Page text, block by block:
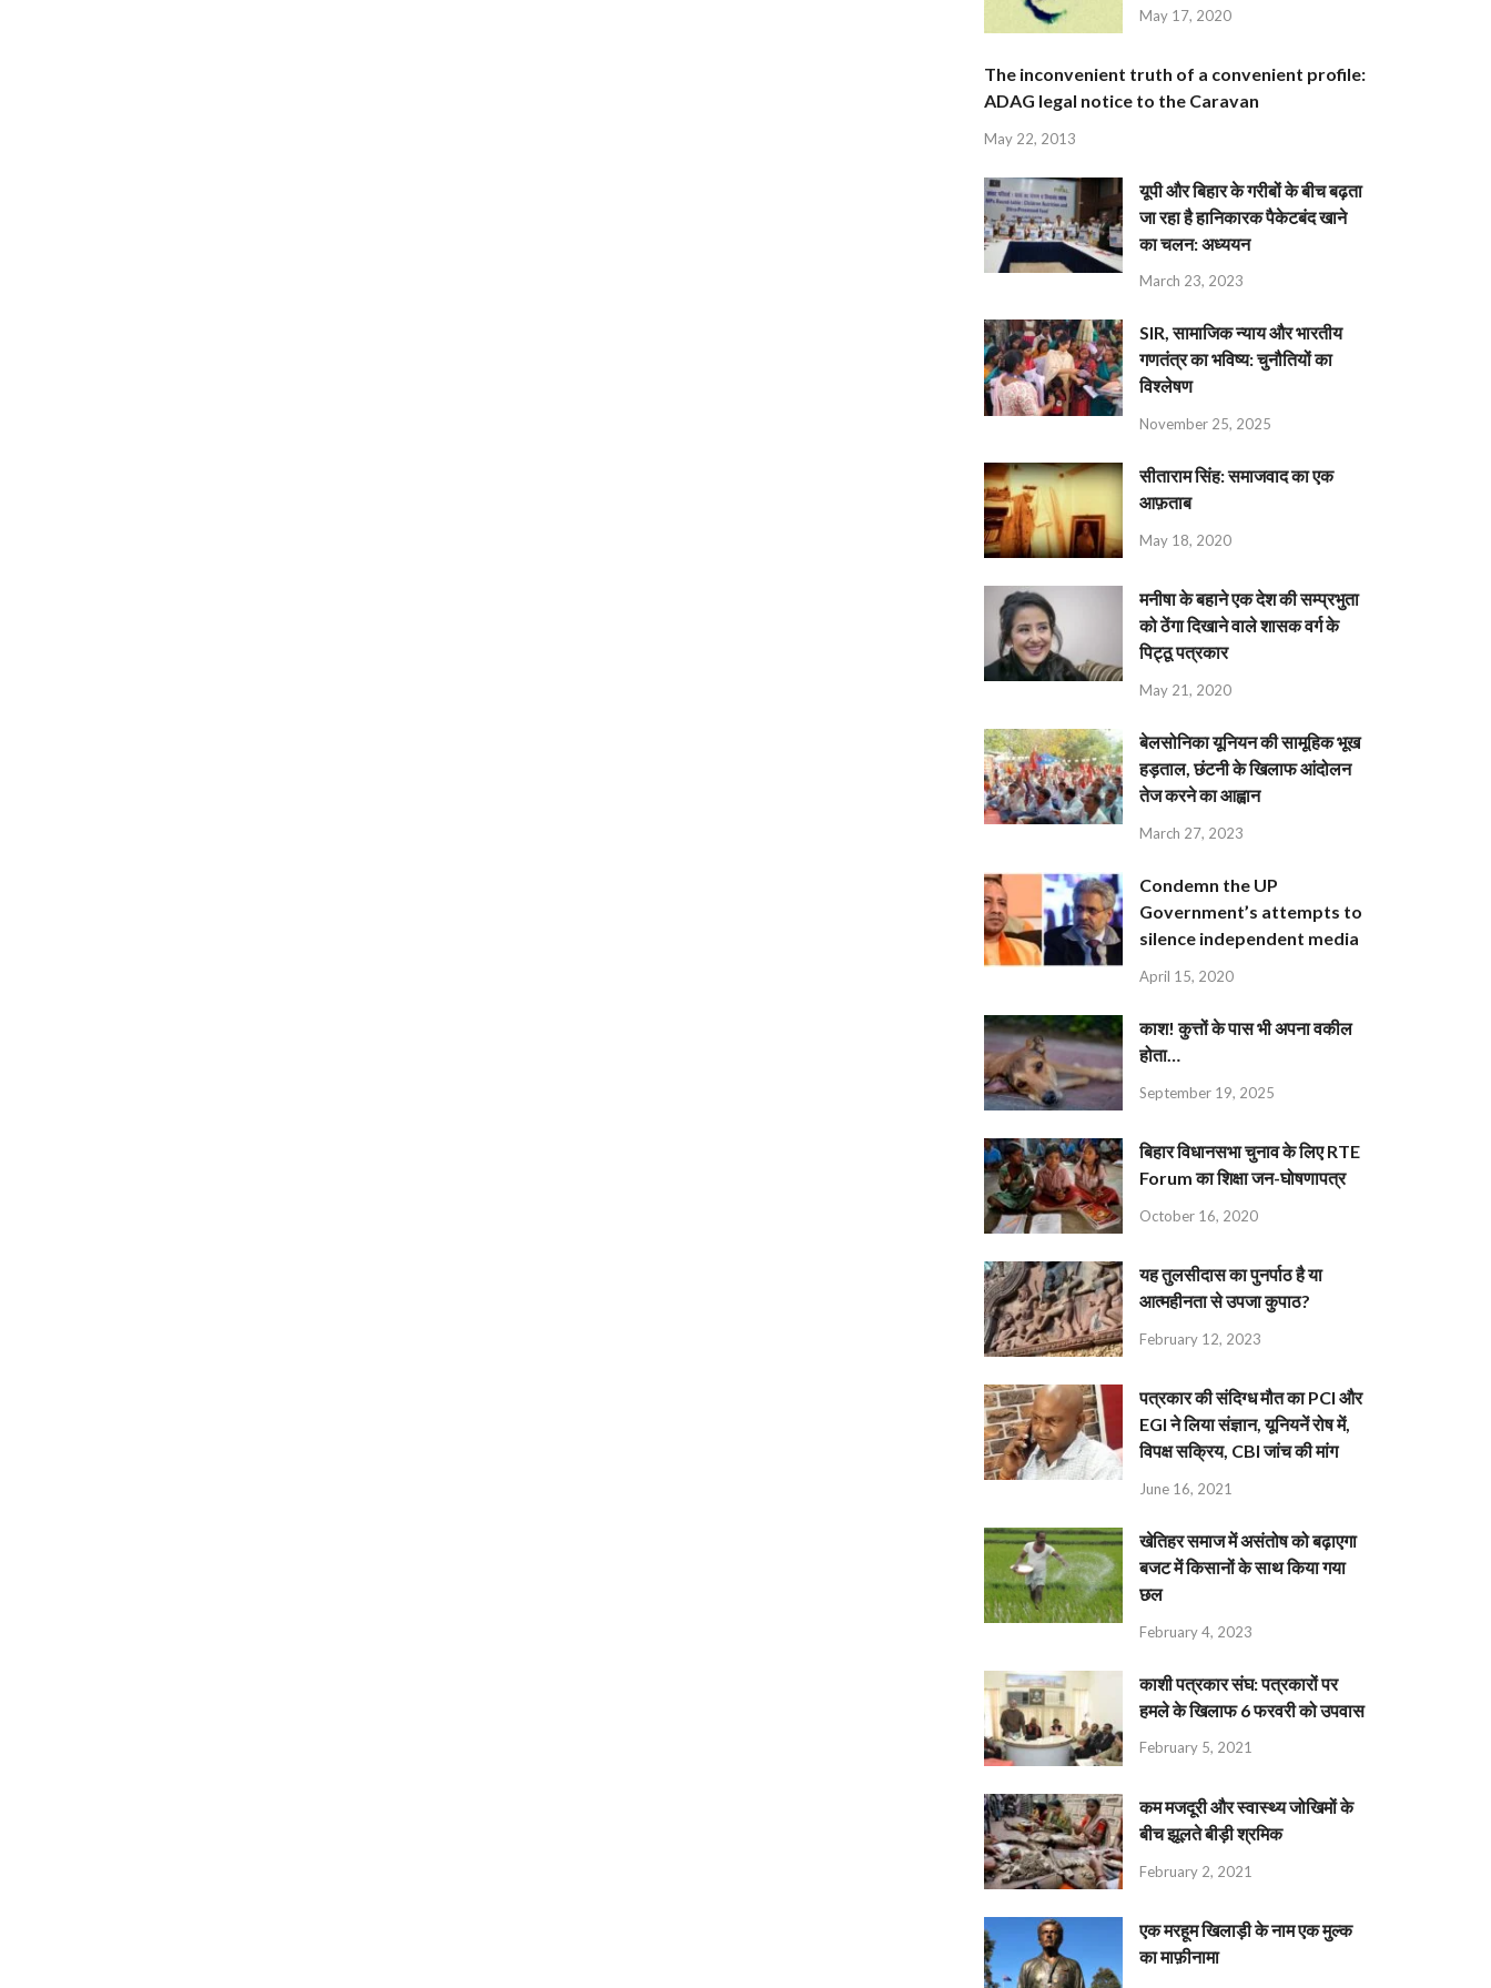
May 17, 2020
The inconvenient truth of a convenient profile:
ADAG legal notice to the Caravan
May 22, 2013
यूपी और बिहार के गरीबों के बीच बढ़ता
जा रहा है हानिकारक पैकेटबंद खाने
का चलन: अध्ययन
March 23, 2023
SIR, सामाजिक न्याय और भारतीय
गणतंत्र का भविष्य: चुनौतियों का
विश्लेषण
November 25, 2025
सीताराम सिंह: समाजवाद का एक
आफ़ताब
May 18, 2020
मनीषा के बहाने एक देश की सम्प्रभुता
को ठेंगा दिखाने वाले शासक वर्ग के
पिट्ठू पत्रकार
May 21, 2020
बेलसोनिका यूनियन की सामूहिक भूख
हड़ताल, छंटनी के खिलाफ आंदोलन
तेज करने का आह्वान
March 27, 2023
Condemn the UP
Government’s attempts to
silence independent media
April 15, 2020
काश! कुत्तों के पास भी अपना वकील
होता…
September 19, 2025
बिहार विधानसभा चुनाव के लिए RTE
Forum का शिक्षा जन-घोषणापत्र
October 16, 2020
यह तुलसीदास का पुनर्पाठ है या
आत्महीनता से उपजा कुपाठ?
February 12, 2023
पत्रकार की संदिग्ध मौत का PCI और
EGI ने लिया संज्ञान, यूनियनें रोष में,
विपक्ष सक्रिय, CBI जांच की मांग
June 16, 2021
खेतिहर समाज में असंतोष को बढ़ाएगा
बजट में किसानों के साथ किया गया
छल
February 4, 2023
काशी पत्रकार संघ: पत्रकारों पर
हमले के खिलाफ 6 फरवरी को उपवास
February 5, 2021
कम मजदूरी और स्वास्थ्य जोखिमों के
बीच झूलते बीड़ी श्रमिक
February 2, 2021
एक मरहूम खिलाड़ी के नाम एक मुल्क
का माफ़ीनामा